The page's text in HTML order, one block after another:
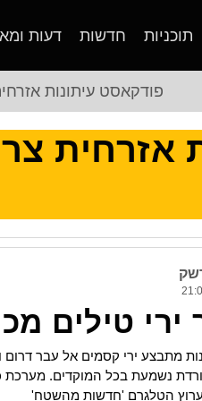
תוכניות חדשות דעות
פודקאסט עיתונות
אזרחית
טילים
מתבצע ירי קסמים אל עבר דרום
נשמעת בכל המוקדים. מערכת
ערוץ הטלגרם 'חדשות מהשטח'